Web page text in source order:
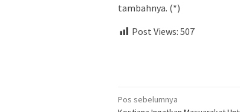
tambahnya. (*)
Post Views: 507
Navigasi
Pos sebelumnya